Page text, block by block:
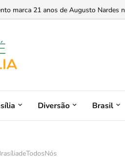
marca 21 anos de Augusto Nardes
Diversão Brasil